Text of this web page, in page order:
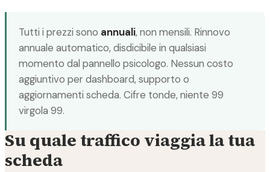
Tutti i prezzi sono annuali, non mensili. Rinnovo
annuale automatico, disdicibile in qualsiasi
momento dal pannello psicologo. Nessun costo
aggiuntivo per dashboard, supporto o
aggiornamenti scheda. Cifre tonde, niente 99
virgola 99.
Su quale traffico viaggia la tua
scheda